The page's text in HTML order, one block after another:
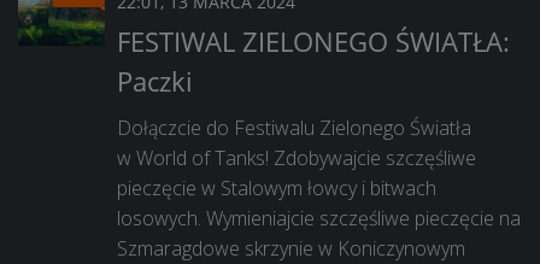
FESTIWAL ZIELONEGO ŚWIATŁA:
Paczki
Dołączcie do Festiwalu Zielonego Światła
w World of Tanks! Zdobywajcie szczęśliwe
pieczęcie w Stalowym łowcy i bitwach
losowych. Wymieniajcie szczęśliwe pieczęcie na
Szmaragdowe skrzynie w Koniczynowym